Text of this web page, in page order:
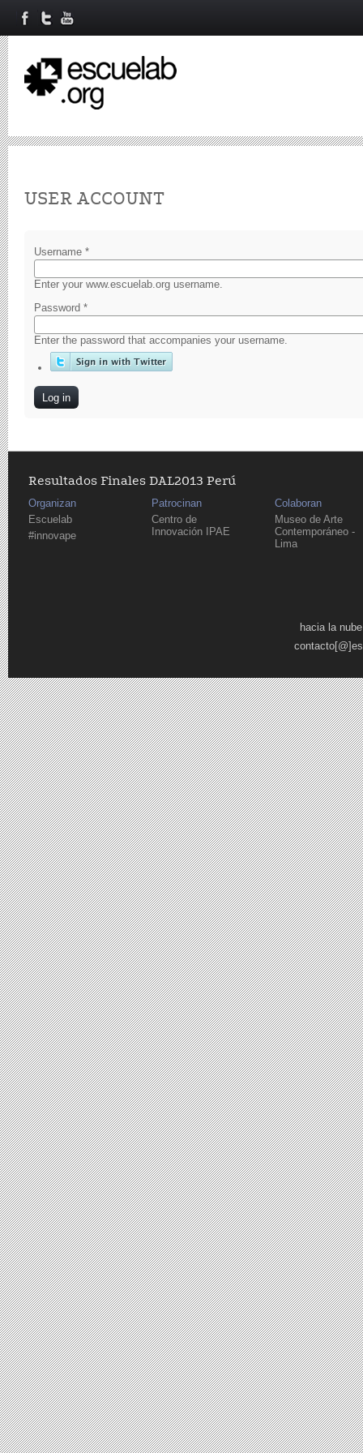
USER ACCOUNT
Username *
Enter your www.escuelab.org username.
Password *
Enter the password that accompanies your username.
Resultados Finales DAL2013 Perú
Organizan
Escuelab
#innovape
Patrocinan
Centro de
Innovación IPAE
Colaboran
Museo de Arte
Contemporáneo -
Lima
hacia la